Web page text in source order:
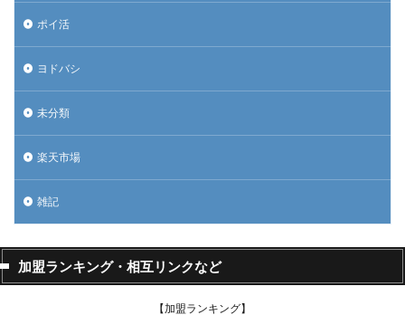
ポイ活
ヨドバシ
未分類
楽天市場
雑記
加盟ランキング・相互リンクなど
【加盟ランキング】